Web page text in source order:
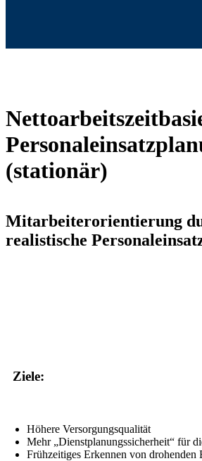
(stationär)
Mitarbeiterorientierung
realistische
Ziele:
Höhere Versorgungsqualität
Mehr „Dienstplanungssicherheit“ für
Frühzeitiges Erkennen von drohenden